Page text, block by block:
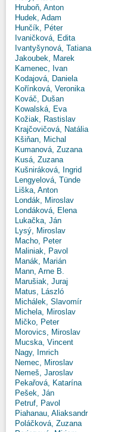
Hruboň, Anton
Hudek, Adam
Hunčík, Péter
Ivaničková, Edita
Ivantyšynová, Tatiana
Jakoubek, Marek
Kamenec, Ivan
Kodajová, Daniela
Kořínková, Veronika
Kováč, Dušan
Kowalská, Eva
Kožiak, Rastislav
Krajčovičová, Natália
Kšiňan, Michal
Kumanová, Zuzana
Kusá, Zuzana
Kušniráková, Ingrid
Lengyelová, Tünde
Liška, Anton
Londák, Miroslav
Londáková, Elena
Lukačka, Ján
Lysý, Miroslav
Macho, Peter
Maliniak, Pavol
Manák, Marián
Mann, Arne B.
Marušiak, Juraj
Matus, László
Michálek, Slavomír
Michela, Miroslav
Mičko, Peter
Morovics, Miroslav
Mucska, Vincent
Nagy, Imrich
Nemec, Miroslav
Nemeš, Jaroslav
Pekařová, Katarína
Pešek, Ján
Petruf, Pavol
Piahanau, Aliaksandr
Poláčková, Zuzana